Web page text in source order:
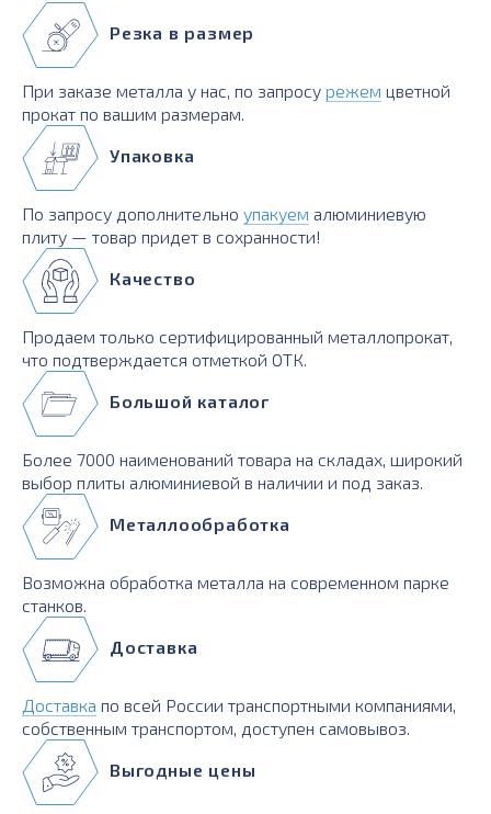
Резка в размер
При заказе металла у нас, по запросу режем цветной
прокат по вашим размерам.
Упаковка
По запросу дополнительно упакуем алюминиевую
плиту — товар придет в сохранности!
Качество
Продаем только сертифицированный металлопрокат,
что подтверждается отметкой ОТК.
Большой каталог
Более 7000 наименований товара на складах, широкий
выбор плиты алюминиевой в наличии и под заказ.
Металлообработка
Возможна обработка металла на современном парке
станков.
Доставка
Доставка по всей России транспортными компаниями,
собственным транспортом, доступен самовывоз.
Выгодные цены